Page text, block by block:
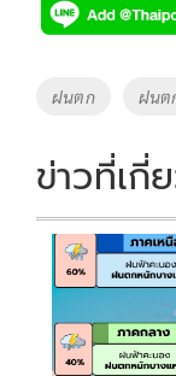
e
b
o
k
tt
er
Tags
ฝนตก ฝนต
ข่าวที่เกี่